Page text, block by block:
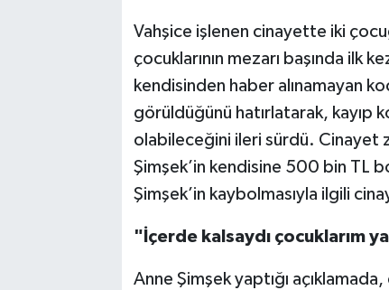
Vahşice işlenen cinayette iki
çocuklarının mezarı başında ilk
kendisinden haber alınamayan
görüldüğünü hatırlatarak, kayıp
olabileceğini ileri sürdü. Cinayet
Şimşek’in kendisine 500 bin TL
Şimşek’in kaybolmasıyla ilgili
"İçerde kalsaydı çocuklarım
Anne Şimşek yaptığı açıklamada,